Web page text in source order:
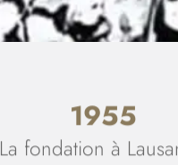
1955
La fondation à